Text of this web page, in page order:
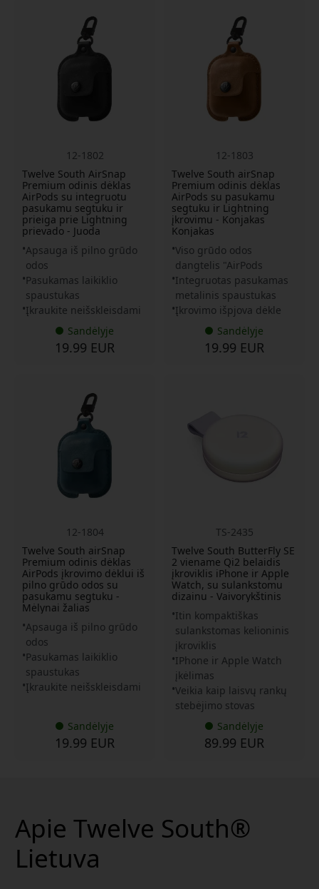
12-1802
Twelve South AirSnap
Premium odinis dėklas
AirPods su integruotu
pasukamu segtuku ir
prieiga prie Lightning
prievado - Juoda
Apsauga iš pilno grūdo
odos
Pasukamas laikiklio
spaustukas
Įkraukite neišskleisdami
Sandėlyje
19.99 EUR
12-1803
Twelve South airSnap
Premium odinis dėklas
AirPods su pasukamu
segtuku ir Lightning
įkrovimu - Konjakas
Konjakas
Viso grūdo odos
dangtelis "AirPods
Integruotas pasukamas
metalinis spaustukas
Įkrovimo išpjova dėkle
Sandėlyje
19.99 EUR
12-1804
Twelve South airSnap
Premium odinis dėklas
AirPods įkrovimo dėklui iš
pilno grūdo odos su
pasukamu segtuku -
Mėlynai žalias
Apsauga iš pilno grūdo
odos
Pasukamas laikiklio
spaustukas
Įkraukite neišskleisdami
Sandėlyje
19.99 EUR
TS-2435
Twelve South ButterFly SE
2 viename Qi2 belaidis
įkroviklis iPhone ir Apple
Watch, su sulankstomu
dizainu - Vaivorykštinis
Itin kompaktiškas
sulankstomas kelioninis
įkroviklis
IPhone ir Apple Watch
įkėlimas
Veikia kaip laisvų rankų
stebėjimo stovas
Sandėlyje
89.99 EUR
Apie Twelve South®
Lietuva